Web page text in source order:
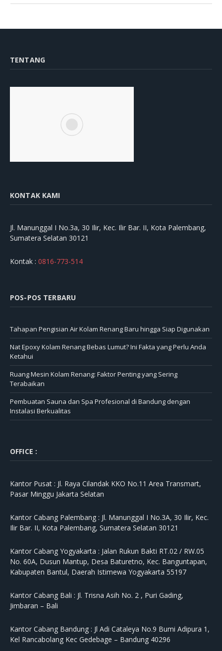
TENTANG
KONTAK KAMI
Jl. Manunggal I No.3a, 30 Ilir, Kec. Ilir Bar. II, Kota Palembang,
Sumatera Selatan 30121
Kontak : 0816-773-514
POS-POS TERBARU
Tahapan Pengisian Air Kolam Renang Baru hingga Siap Digunakan
Nat Epoxy Kolam Renang Bebas Lumut? Ini Fakta yang Perlu Anda
Ketahui
Ruang Mesin Kolam Renang: Faktor Penting yang Sering
Terabaikan
Pembuatan Sauna dan Spa Profesional di Bandung dengan
Instalasi Berkualitas
OFFICE :
Kantor Pusat : Jl. Raya Cilandak KKO No.11 Area Transmart,
Pasar Minggu Jakarta Selatan
Kantor Cabang Palembang : Jl. Manunggal I No.3A, 30 Ilir, Kec.
Ilir Bar. II, Kota Palembang, Sumatera Selatan 30121
Kantor Cabang Yogyakarta : Jalan Rukun Bakti RT.02 / RW.05
No. 60A, Dusun Mantup, Desa Baturetno, Kec. Banguntapan,
Kabupaten Bantul, Daerah Istimewa Yogyakarta 55197
Kantor Cabang Bali : Jl. Trisna Asih No. 2 , Puri Gading,
Jimbaran – Bali
Kantor Cabang Bandung : Jl Adi Cataleya No.9 Bumi Adipura 1,
Kel Rancabolang Kec Gedebage – Bandung 40296